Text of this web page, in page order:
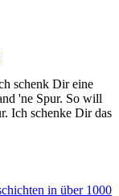
schenk Dir eine
'ne Spur. So will
Ich schenke Dir das